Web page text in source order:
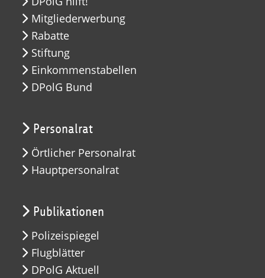
Mitgliederwerbung
Rabatte
Stiftung
Einkommenstabellen
DPolG Bund
Personalrat
Örtlicher Personalrat
Hauptpersonalrat
Publikationen
Polizeispiegel
Flugblätter
DPolG Aktuell